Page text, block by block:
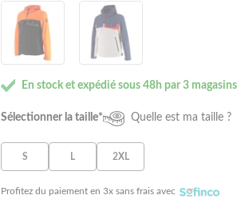
En stock et expédié sous 48h par 3 magasins
Sélectionner la taille* Quelle est ma taille ?
S L 2XL
Profitez du paiement en 3x sans frais avec